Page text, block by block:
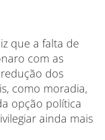
que a falta de
com as
dos
como moradia,
opção política
ainda mais